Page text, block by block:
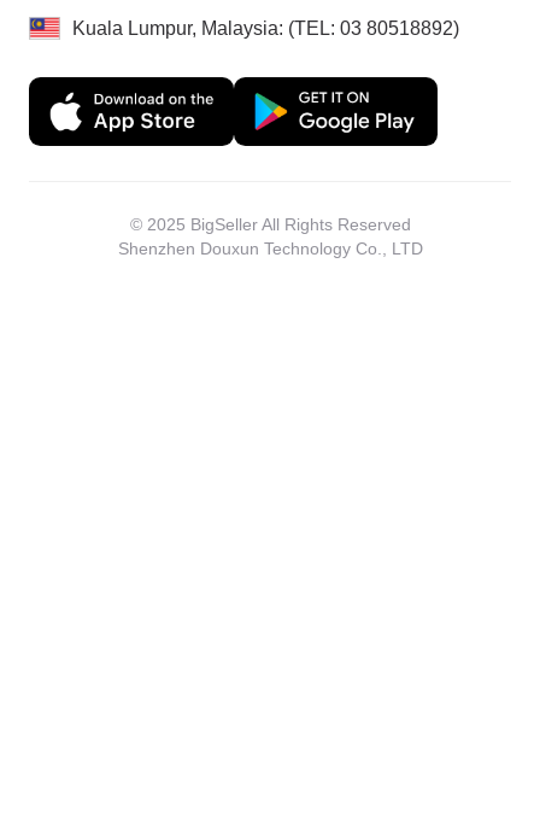
Kuala Lumpur, Malaysia: (TEL: 03 80518892)
© 2025 BigSeller All Rights Reserved
Shenzhen Douxun Technology Co., LTD